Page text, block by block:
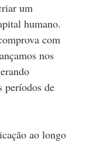
um
humano.
com
nos
períodos de
ao longo